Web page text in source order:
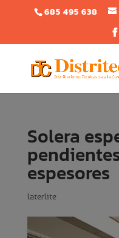
685 495 638
Solera
espesores
laterlite